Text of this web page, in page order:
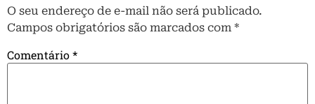
O seu endereço de e-mail não será publicado.
Campos obrigatórios são marcados com *
Comentário*